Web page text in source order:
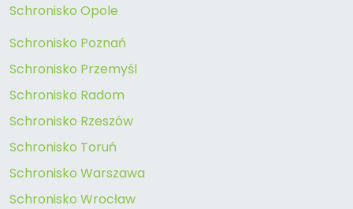
Schronisko Opole
Schronisko Poznań
Schronisko Przemyśl
Schronisko Radom
Schronisko Rzeszów
Schronisko Toruń
Schronisko Warszawa
Schronisko Wrocław